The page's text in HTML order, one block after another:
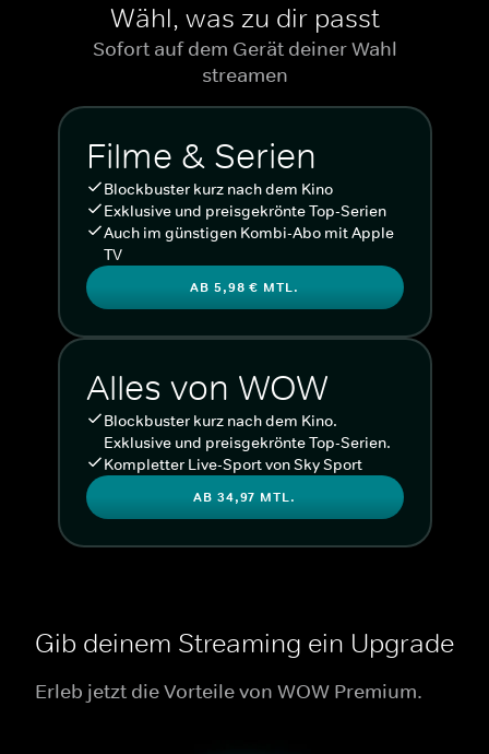
Wähl, was zu dir passt
Sofort auf dem Gerät deiner Wahl
streamen
Filme & Serien
Blockbuster kurz nach dem Kino
Exklusive und preisgekrönte Top-Serien
Auch im günstigen Kombi-Abo mit Apple
TV
AB 5,98 € MTL.
Alles von WOW
Blockbuster kurz nach dem Kino.
Exklusive und preisgekrönte Top-Serien.
Kompletter Live-Sport von Sky Sport
AB 34,97 MTL.
Gib deinem Streaming ein Upgrade
Erleb jetzt die Vorteile von WOW Premium.